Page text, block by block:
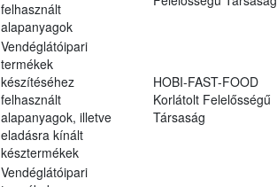
felhasznált
alapanyagok
Vendéglátóipari
termékek
készítéséhez
felhasznált
alapanyagok, illetve
eladásra kínált
késztermékek
HOBI-FAST-FOOD
Korlátolt Felelősségű
Társaság
Vendéglátóipari